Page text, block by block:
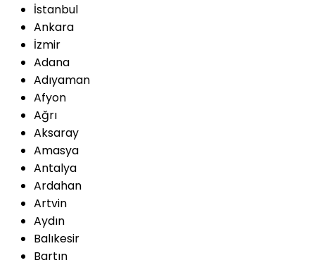
İstanbul
Ankara
İzmir
Adana
Adıyaman
Afyon
Ağrı
Aksaray
Amasya
Antalya
Ardahan
Artvin
Aydın
Balıkesir
Bartın